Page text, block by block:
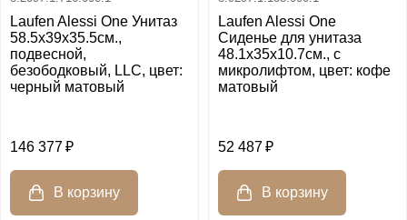
Laufen Alessi One Унитаз
58.5х39х35.5см.,
подвесной,
безободковый, LLC, цвет:
черный матовый
146 377
Laufen Alessi One
Сиденье для унитаза
48.1x35x10.7см., с
микролифтом, цвет: кофе
матовый
52 487